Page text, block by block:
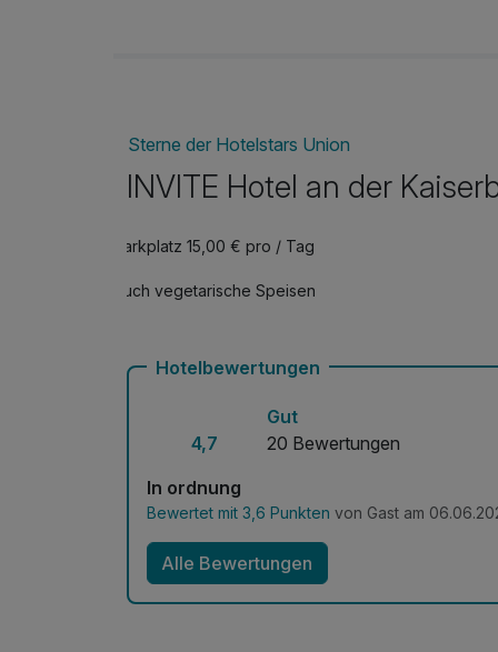
Sterne der Hotelstars Union
INVITE Hotel an der
Parkplatz 15,00 € pro / Tag
Auch vegetarische Speisen
Hotelbewertungen
4,7
Gut
20 Bewertungen
In ordnung
Bewertet mit 3,6 Punkten von Gast am
Alle Bewertungen